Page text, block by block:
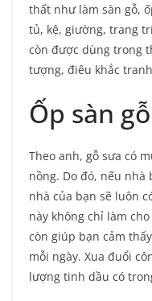
thất như làm sàn gỗ,
tủ, kệ, giường, trang
còn được dùng trong
tượng, điêu khắc
Ốp sàn
Theo anh, gỗ sưa có
nồng. Do đó, nếu
nhà của bạn sẽ luôn
này không chỉ làm
còn giúp bạn cảm
mỗi ngày. Xua đuổi
lượng tinh dầu có